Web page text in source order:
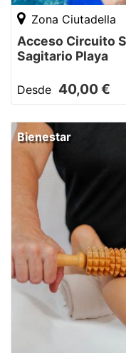
Zona Ciutadella
Acceso Circuito
Sagitario Playa
Desde 40,00 €
Bienestar